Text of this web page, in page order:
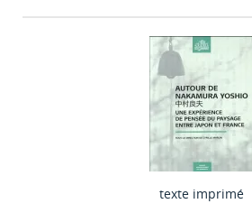
texte imprimé